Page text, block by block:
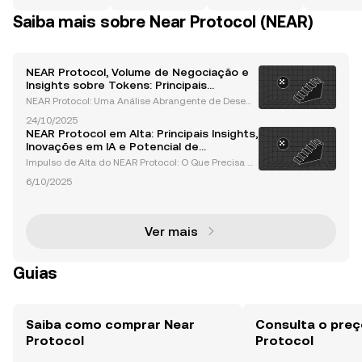
Saiba mais sobre Near Protocol (NEAR)
NEAR Protocol, Volume de Negociação e
Insights sobre Tokens: Principais
Desenvolvimentos que Precisa Saber
NEAR Protocol: Uma Análise Abrangente de Desem
col emergiu como um jogador de destaque no eco
ssistema blockchain, apresentando avanços signifi
cativos em v
24/10/2025
NEAR Protocol em Alta: Principais Insights,
Inovações em IA e Potencial de
Crescimento Futuro
Impulso de Alta do NEAR Protocol: O Que Precisa S
incipais players no espaço das criptomoedas, com
6/10/2025
Ver mais
Guias
Saiba como comprar Near
Protocol
Consulta o
Protocol